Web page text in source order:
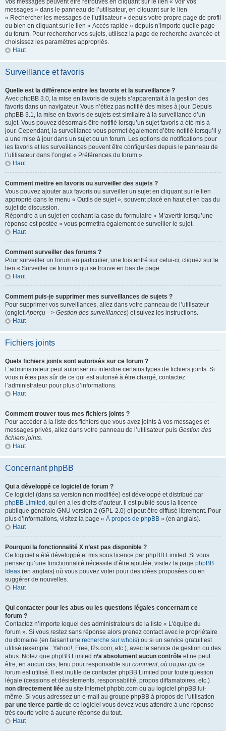
Vos messages peuvent être retrouvés en cliquant sur le lien « Voir vos
messages » dans le panneau de l’utilisateur, en cliquant sur le lien
« Rechercher les messages de l’utilisateur » depuis votre propre page de profil
ou bien en cliquant sur le lien « Accès rapide » depuis n’importe quelle page
du forum. Pour rechercher vos sujets, utilisez la page de recherche avancée et
choisissez les paramètres appropriés.
Haut
Surveillance et favoris
Quelle est la différence entre les favoris et la surveillance ?
Avec phpBB 3.0, la mise en favoris de sujets s’apparentait à la gestion des
favoris dans un navigateur. Vous n’étiez pas notifié des mises à jour. Depuis
phpBB 3.1, la mise en favoris de sujets est similaire à la surveillance d’un
sujet. Vous pouvez désormais être notifié lorsqu’un sujet favoris a été mis à
jour. Cependant, la surveillance vous permet également d’être notifié lorsqu’il y
a une mise à jour dans un sujet ou un forum. Les options de notifications pour
les favoris et les surveillances peuvent être configurées depuis le panneau de
l’utilisateur dans l’onglet « Préférences du forum ».
Haut
Comment mettre en favoris ou surveiller des sujets ?
Vous pouvez ajouter aux favoris ou surveiller un sujet en cliquant sur le lien
approprié dans le menu « Outils de sujet », souvent placé en haut et en bas du
sujet de discussion.
Répondre à un sujet en cochant la case du formulaire « M’avertir lorsqu’une
réponse est postée » vous permettra également de surveiller le sujet.
Haut
Comment surveiller des forums ?
Pour surveiller un forum en particulier, une fois entré sur celui-ci, cliquez sur le
lien « Surveiller ce forum » qui se trouve en bas de page.
Haut
Comment puis-je supprimer mes surveillances de sujets ?
Pour supprimer vos surveillances, allez dans votre panneau de l’utilisateur
(ongletAperçu --> Gestion des surveillances) et suivez les instructions.
Haut
Fichiers joints
Quels fichiers joints sont autorisés sur ce forum ?
L’administrateur peut autoriser ou interdire certains types de fichiers joints. Si
vous n’êtes pas sûr de ce qui est autorisé à être chargé, contactez
l’administrateur pour plus d’informations.
Haut
Comment trouver tous mes fichiers joints ?
Pour accéder à la liste des fichiers que vous avez joints à vos messages et
messages privés, allez dans votre panneau de l’utilisateur puis Gestion des
fichiers joints.
Haut
Concernant phpBB
Qui a développé ce logiciel de forum ?
Ce logiciel (dans sa version non modifiée) est développé et distribué par
phpBB Limited , qui en a les droits d’auteur. Il est publié sous la licence
publique générale GNU version 2 (GPL-2.0) et peut être diffusé librement. Pour
plus d’informations, visitez la page « À propos de phpBB » (en anglais).
Haut
Pourquoi la fonctionnalité X n’est pas disponible ?
Ce logiciel a été développé et mis sous licence par phpBB Limited. Si vous
pensez qu’une fonctionnalité nécessite d’être ajoutée, visitez la page phpBB
Ideas (en anglais) où vous pouvez voter pour des idées proposées ou en
suggérer de nouvelles.
Haut
Qui contacter pour les abus ou les questions légales concernant ce
forum ?
Contactez n’importe lequel des administrateurs de la liste « L’équipe du
forum ». Si vous restez sans réponse alors prenez contact avec le propriétaire
du domaine (en faisant une recherche sur whois) ou si un service gratuit est
utilisé (exemple : Yahoo!, Free, f2s.com, etc.), avec le service de gestion ou des
abus. Notez que phpBB Limited n’a absolument aucun contrôle et ne peut
être, en aucun cas, tenu pour responsable sur comment, où ou par qui ce
forum est utilisé. Il est inutile de contacter phpBB Limited pour toute question
légale (cessions et désistements, responsabilité, propos diffamatoires, etc.)
non directement liée au site Internet phpbb.com ou au logiciel phpBB lui-
même. Si vous adressez un e-mail au groupe phpBB à propos de l’utilisation
par une tierce partie de ce logiciel vous devez vous attendre à une réponse
très courte voire à aucune réponse du tout.
Haut